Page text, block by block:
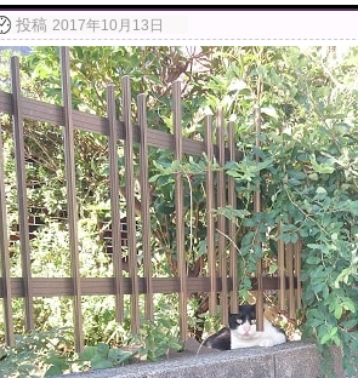
投稿 2017年10月13日